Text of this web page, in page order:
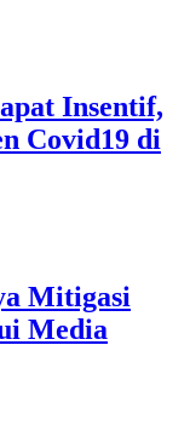
Insentif,
Covid19 di
Mitigasi
Media